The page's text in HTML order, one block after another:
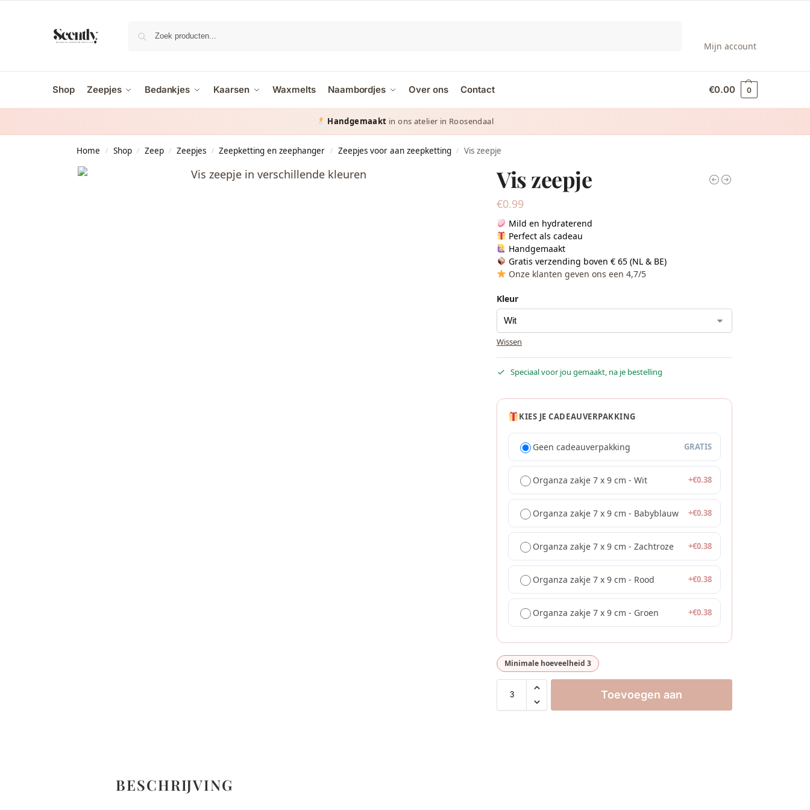
Mijn account
Shop Zeepjes Bedankjes Kaarsen Waxmelts Naambordjes Over ons Contact €0.00 0
Handgemaakt in ons atelier in Roosendaal
Home / Shop / Zeep / Zeepjes / Zeepketting en zeephanger / Zeepjes voor aan zeepketting / Vis zeepje
Vis zeepje
€0.99
Mild en hydraterend
Perfect als cadeau
Handgemaakt
Gratis verzending boven € 65 (NL & BE)
Onze klanten geven ons een 4,7/5
Kleur
Wissen
Speciaal voor jou gemaakt, na je bestelling
KIES JE CADEAUVERPAKKING
Geen cadeauverpakking GRATIS
Organza zakje 7 x 9 cm - Wit +€0.38
Organza zakje 7 x 9 cm - Babyblauw +€0.38
Organza zakje 7 x 9 cm - Zachtroze +€0.38
Organza zakje 7 x 9 cm - Rood +€0.38
Organza zakje 7 x 9 cm - Groen +€0.38
Minimale hoeveelheid 3
Toevoegen aan
BESCHRIJVING